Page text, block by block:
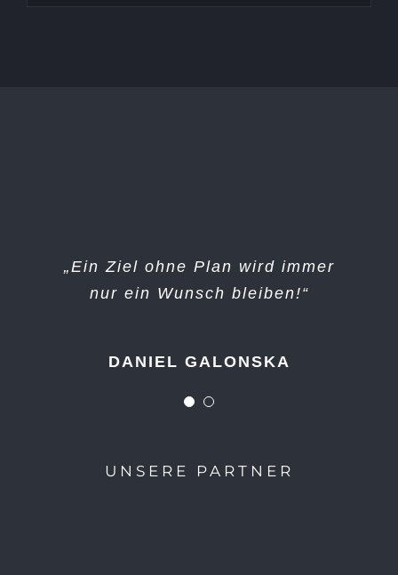
„Ein Ziel ohne Plan wird immer
nur ein Wunsch bleiben!“
DANIEL GALONSKA
„Große Dinge entstehen nicht in
der Komfortzone!“
UNBEKANNT
UNSERE PARTNER